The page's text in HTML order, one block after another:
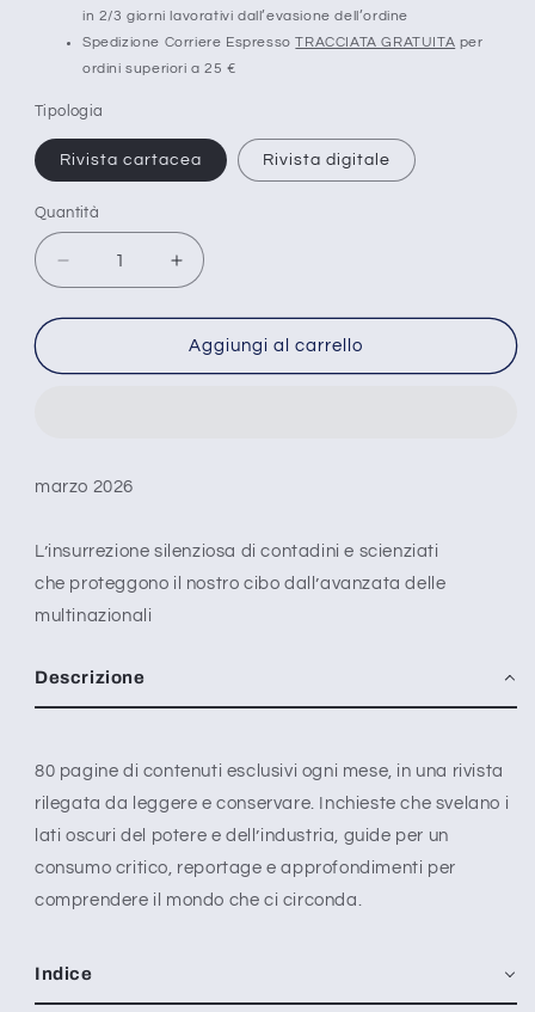
in 2/3 giorni lavorativi dall’evasione dell’ordine
Spedizione Corriere EspressoTRACCIATA GRATUITA per
ordini superiori a 25 €
Tipologia
Rivista cartacea Rivista digitale
Quantità
Diminuisci
quantità
per
di
Aumenta
quantità
per
Semi
di
Aggiungi al carrello
marzo 2026
L’insurrezione silenziosa di contadini e scienziati
che proteggono il nostro cibo dall’avanzata delle
multinazionali
Descrizione
80 pagine di contenuti esclusivi ogni mese, in una rivista
rilegata da leggere e conservare. Inchieste che svelano i
lati oscuri del potere e dell’industria, guide per un
consumo critico, reportage e approfondimenti per
comprendere il mondo che ci circonda.
Indice